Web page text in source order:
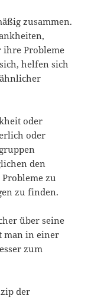
zusammen.
ihre Probleme
helfen sich
oder
oder
den
zu
zu finden.
über seine
man in einer
zum
der